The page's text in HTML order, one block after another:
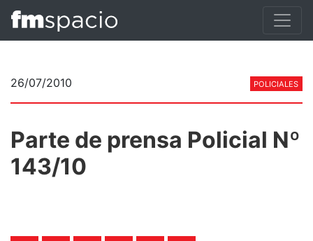
26/07/2010 POLICIALES
Parte de prensa Policial Nº
143/10